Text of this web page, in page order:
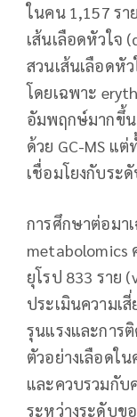
ในคน 1,157 รา
เส้นเลือดหัวใจ
สวนเส้นเลือดหั
โดยเฉพาะ
อัมพฤกษ์มากขึ้น
ด้วย GC-MS แ
เชื่อมโยงกับระ
การศึกษาต่อมา
metabolomics
ยุโรป 833 ราย
ประเมินความเ
รุนแรงและการ
ตัวอย่างเลือดใ
และควบรวมกั
ระหว่างระดับข